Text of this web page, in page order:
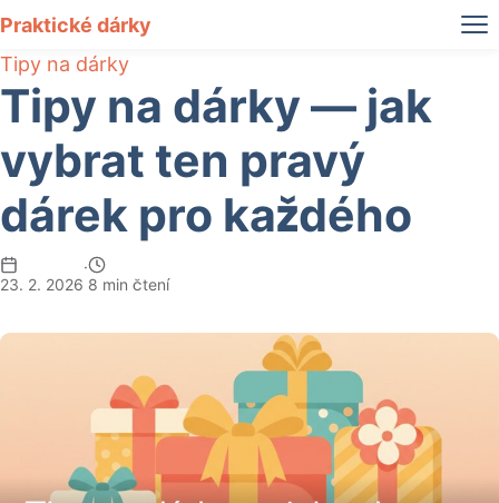
Praktické dárky
Tipy na dárky
Tipy na dárky — jak
vybrat ten pravý
dárek pro každého
23. 2. 2026
·
8 min čtení